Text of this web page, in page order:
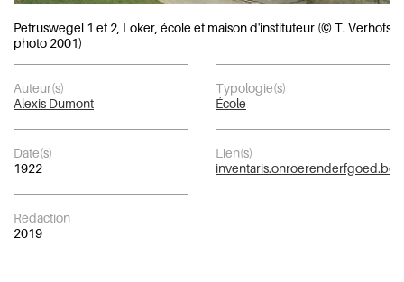
Petruswegel 1 et 2, Loker, école et maison d'instituteur (© T.
photo 2001)
Auteur(s)
Alexis Dumont
Typologie(s)
École
Date(s)
1922
Lien(s)
inventaris.onroerenderfgoed.be
Rédaction
2019